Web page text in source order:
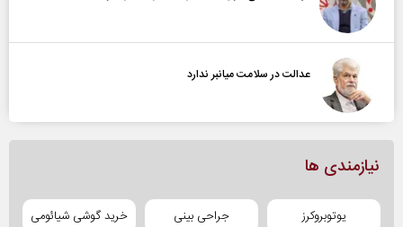
عدالت در سلامت میانبر ندارد
نیازمندی ها
یوتوبروکرز جراحی بینی خرید گوشی شیائومی